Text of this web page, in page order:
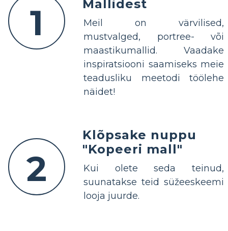
1 Mallidest
Meil on värvilised,
mustvalged, portree- või
maastikumallid. Vaadake
inspiratsiooni saamiseks meie
teadusliku meetodi töölehe
näidet!
2
Klõpsake nuppu
"Kopeeri mall"
Kui olete seda teinud,
suunatakse teid süžeeskeemi
looja juurde.